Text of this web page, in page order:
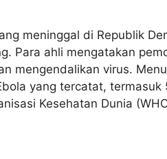
meninggal di Republik
Para ahli mengatakan
mengendalikan virus.
yang tercatat,
Kesehatan Dunia